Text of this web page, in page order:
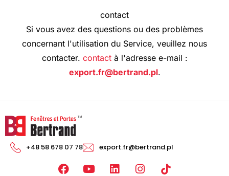
contact
Si vous avez des questions ou des problèmes
concernant l'utilisation du Service, veuillez nous
contacter. contactà l'adresse e-mail :
export.fr@bertrand.pl.
+48 58 678 07 78 export.fr@bertrand.pl
F
Y
L
I